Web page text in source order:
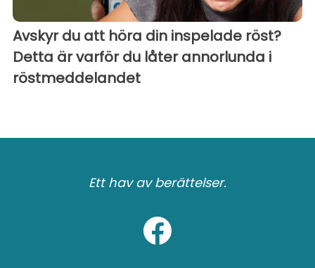
Avskyr du att höra din inspelade röst?
Detta är varför du låter annorlunda i
röstmeddelandet
Ett hav av berättelser.